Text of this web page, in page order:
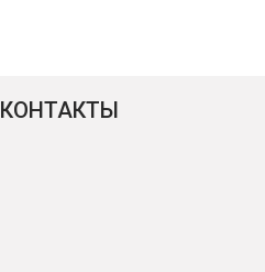
КОНТАКТЫ